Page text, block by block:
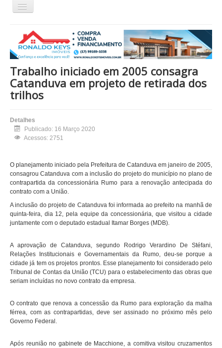
Alternar
Home Cultura Economia Educação
Esportes Eventos Filmes em Cartaz Região
Política Saúde Tecnologia Cinema / Série / TV
Nacional / Mundo Vida / Estilo Artigo / Coluna
Trabalho iniciado em 2005 consagra
Catanduva em projeto de retirada dos
trilhos
Detalhes
Publicado: 16 Março 2020
Acessos: 2751
O planejamento iniciado pela Prefeitura de Catanduva em janeiro de 2005,
consagrou Catanduva com a inclusão do projeto do município no plano de
contrapartida da concessionária Rumo para a renovação antecipada do
contrato com a União.
A inclusão do projeto de Catanduva foi informada ao prefeito na manhã de
quinta-feira, dia 12, pela equipe da concessionária, que visitou a cidade
juntamente com o deputado estadual Itamar Borges (MDB).
A aprovação de Catanduva, segundo Rodrigo Verardino De Stéfani,
Relações Institucionais e Governamentais da Rumo, deu-se porque a
cidade já tem os projetos prontos. Esse planejamento foi considerado pelo
Tribunal de Contas da União (TCU) para o estabelecimento das obras que
seriam incluídas no novo contrato da empresa.
O contrato que renova a concessão da Rumo para exploração da malha
férrea, com as contrapartidas, deve ser assinado no próximo mês pelo
Governo Federal.
Após reunião no gabinete de Macchione, a comitiva visitou cruzamentos